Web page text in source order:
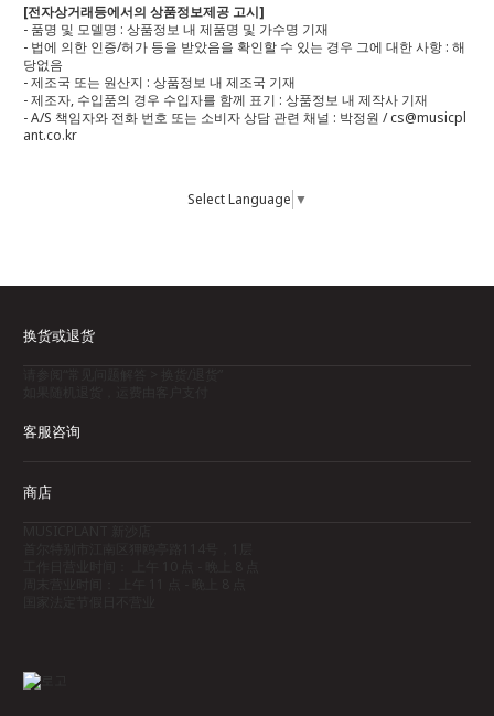
[전자상거래등에서의 상품정보제공 고시]
- 품명 및 모델명 : 상품정보 내 제품명 및 가수명 기재
- 법에 의한 인증/허가 등을 받았음을 확인할 수 있는 경우 그에 대한 사항 : 해
당없음
- 제조국 또는 원산지 : 상품정보 내 제조국 기재
- 제조자, 수입품의 경우 수입자를 함께 표기 : 상품정보 내 제작사 기재
- A/S 책임자와 전화 번호 또는 소비자 상담 관련 채널 : 박정원 / cs@musicpl
ant.co.kr
Select Language ▼
换货或退货
客服咨询
商店